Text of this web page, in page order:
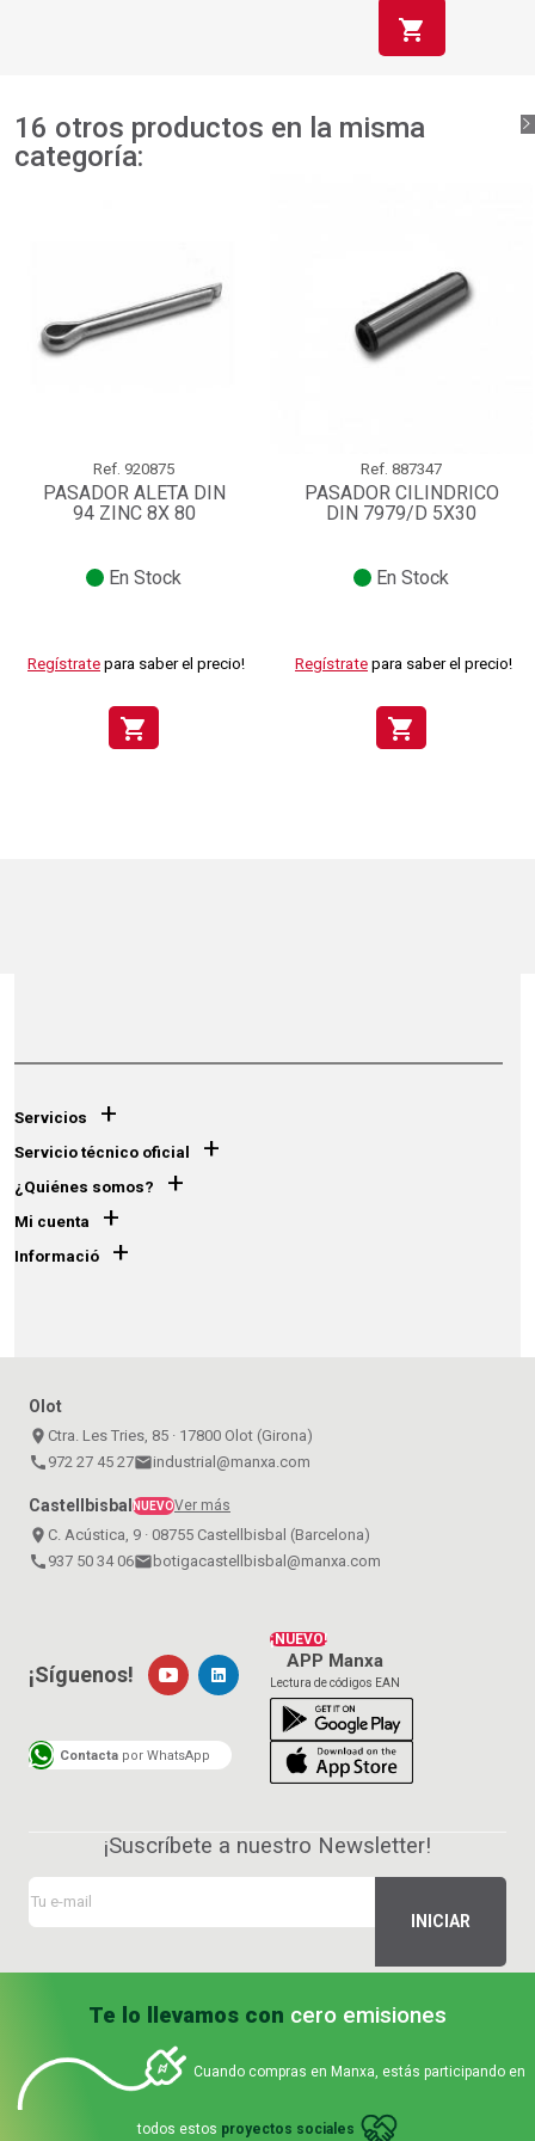
shopping_cart
16 otros productos en la misma
categoría:
Ref. 920875
PASADOR ALETA DIN
94 ZINC 8X 80
En Stock
Regístrate para saber el precio!
shopping_cart
Ref. 887347
PASADOR CILINDRICO
DIN 7979/D 5X30
En Stock
Regístrate para saber el precio!
shopping_cart
Servicios +
Servicio técnico oficial +
¿Quiénes somos? +
Mi cuenta +
Informació +
Olot
place Ctra. Les Tries, 85 · 17800 Olot (Girona)
call 972 27 45 27emailindustrial@manxa.com
CastellbisbalNUEVOVer más
place C. Acústica, 9 · 08755 Castellbisbal (Barcelona)
call 937 50 34 06emailbotigacastellbisbal@manxa.com
¡NUEVO!
APP Manxa
Lectura de códigos EAN
¡Síguenos!
Contacta por WhatsApp
¡Suscríbete a nuestro Newsletter!
Te lo llevamos con cero emisiones
Cuando compras en Manxa, estás participando en
todos estos proyectos sociales